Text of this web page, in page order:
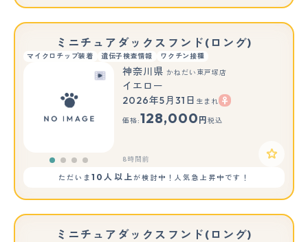
ミニチュアダックスフンド(ロング)
マイクロチップ装着 遺伝子検査情報 ワクチン接種
神奈川県 かねだい東戸塚店
イエロー
2026年5月31日 生まれ
価格:128,000 円 税込
8時間前
ただいま10人以上が検討中！人気急上昇中です！
ミニチュアダックスフンド(ロング)